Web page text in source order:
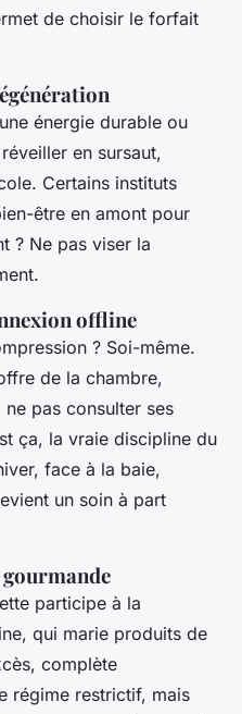
de choisir le forfait
énergie durable ou
en sursaut,
Certains instituts
être en amont pour
? Ne pas viser la
offline
? Soi-même.
de la chambre,
pas consulter ses
ça, la vraie discipline du
face à la baie,
un soin à part
participe à la
qui marie produits de
complète
régime restrictif, mais